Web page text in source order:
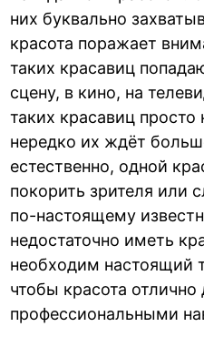
них буквально
красота поражает
таких красавиц
сцену, в кино, на
таких красавиц
нередко их ждёт
естественно, одной
покорить зрителя или
по-настоящему
недостаточно иметь
необходим настоящий
чтобы красота отлично
профессиональными